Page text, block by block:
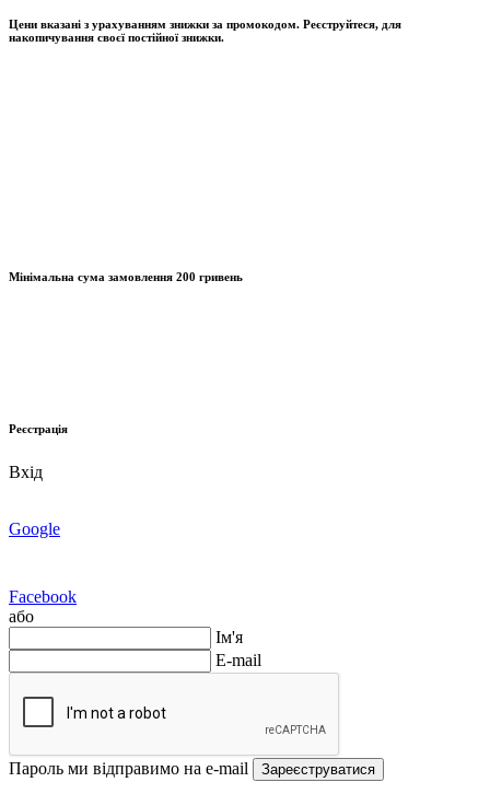
Цени вказані з урахуванням знижки за промокодом. Реєструйтеся, для
накопичування своєї постійної знижки.
Мінімальна сума замовлення 200 гривень
Реєстрація
Вхід
Google
Facebook
або
Ім'я
E-mail
Пароль ми відправимо на e-mail Зареєструватися